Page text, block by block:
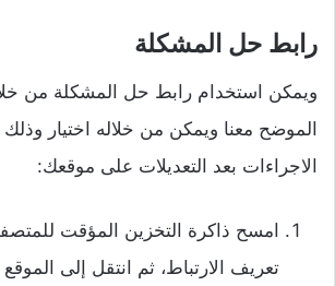
رابط حل المشكلة
ويمكن استخدام رابط حل المشكلة من
الموضح معنا ويمكن من خلاله اختيار
الاجراءات بعد التعديلات على موقعك:
امسح ذاكرة التخزين المؤقت
تعريف الارتباط، ثم انتقل إلى الموقع